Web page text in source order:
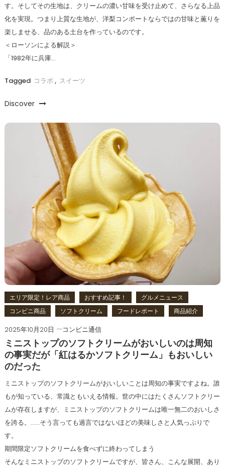
す。そしてその生地は、クリームの濃い甘味を受け止めて、さらなる上品
化を実現。つまり上質な生地が、洋梨コンポートならではの甘味と薫りを
楽しませる、品のある土台を作っているのです。
＜ローソンによる解説＞
「1982年に兵庫…
Tagged コラボ , スイーツ
Discover
エリア限定！レア商品 おすすめ記事！
グルメニュース
コンビニ商品
ソフトクリーム フードレポート 商品紹介
2025年10月20日
コンビニ通信
ミニストップのソフトクリームがおいしいのは周知
の事実だが「紅はるかソフトクリーム」もおいしい
のだった
ミニストップのソフトクリームがおいしいことは周知の事実ですよね。誰
もが知っている、常識ともいえる情報。世の中にはたくさんソフトクリー
ムが存在しますが、ミニストップのソフトクリームは唯一無二のおいしさ
を誇る。……そう言っても過言ではないほどの美味しさと人気っぷりで
す。
期間限定ソフトクリームを食べずに終わってしまう
そんなミニストップのソフトクリームですが、皆さん、こんな展開、あり